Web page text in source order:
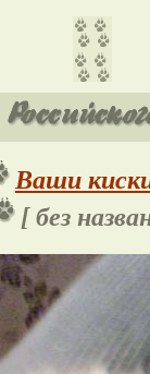
Ваши
[ без